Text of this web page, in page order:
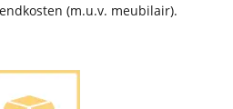
(m.u.v. meubilair).